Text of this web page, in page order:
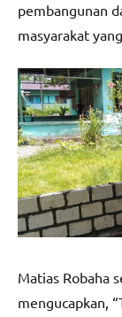
pembangunan
masyarakat
Matias Robaha
mengucapkan,